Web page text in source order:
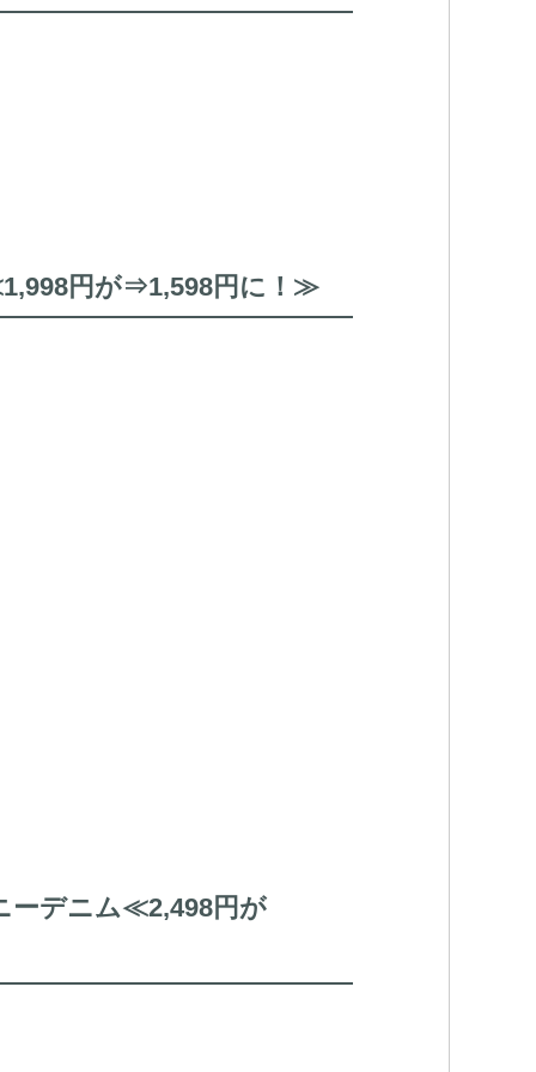
円が⇒1,598円に！≫
ーデニム≪2,498円が